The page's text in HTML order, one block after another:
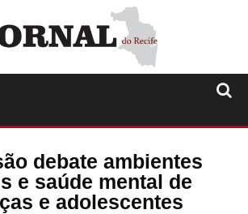
debate ambientes
e saúde mental de
e adolescentes